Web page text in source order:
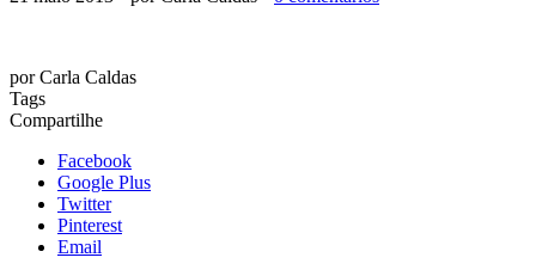
porCarla Caldas
Tags
Compartilhe
Facebook
Google Plus
Twitter
Pinterest
Email